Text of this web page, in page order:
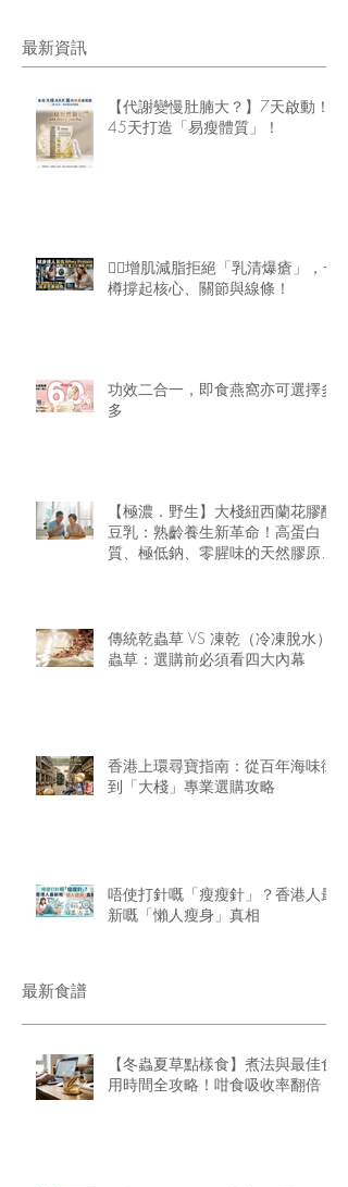
最新資訊
【代謝變慢肚腩大？】7天啟動！
45天打造「易瘦體質」！
🏋️‍♂️增肌減脂拒絕「乳清爆瘡」，一
樽撐起核心、關節與線條！
功效二合一，即食燕窩亦可選擇多
多
【極濃．野生】大棧紐西蘭花膠醇
豆乳：熟齡養生新革命！高蛋白
質、極低鈉、零腥味的天然膠原精
傳統乾蟲草 VS 凍乾（冷凍脫水）
蟲草：選購前必須看四大內幕
香港上環尋寶指南：從百年海味街
到「大棧」專業選購攻略
唔使打針嘅「瘦瘦針」？香港人最
新嘅「懶人瘦身」真相
最新食譜
【冬蟲夏草點樣食】煮法與最佳食
用時間全攻略！咁食吸收率翻倍